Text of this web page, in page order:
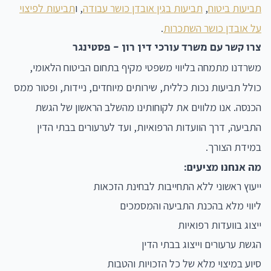
תביעות ביטוח, תביעות בגין אובדן כושר עבודה, ותביעות לפיצוי
על אובדן כושר השתכרות.
צרו קשר עם משרד עורכי דין רון - פסטינגר
משרדנו מתמחה בליווי משפטי מקיף בתחום הביטוח הלאומי,
כולל תביעות נכות כללית, שירותים מיוחדים, ניידות, ופטור ממס
הכנסה. אנו מלווים את לקוחותינו מהשלב הראשון של הגשת
התביעה, דרך הוועדות הרפואיות, ועד לערעורים בבתי הדין
במידת הצורך.
מה אנחנו מציעים:
ייעוץ ראשוני ללא התחייבות לבחינת הזכאות
ליווי מלא בהכנת התביעה והמסמכים
ייצוג בוועדות רפואיות
הגשת ערעורים וייצוג בבתי הדין
סיוע במיצוי מלא של כל הזכויות והטבות